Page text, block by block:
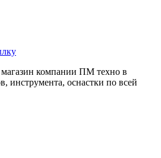
компании ПМ техно в
инструмента, оснастки по всей